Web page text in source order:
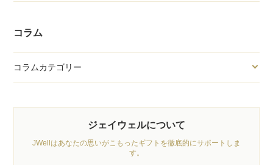
コラム
コラムカテゴリー
ジェイウェルについて
JWellはあなたの思いがこもったギフトを徹底的にサポートしま
す。